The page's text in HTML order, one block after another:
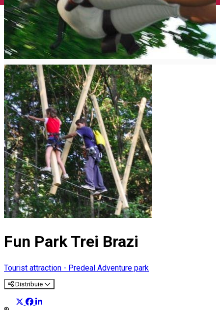
English
Fun Park Trei Brazi
Tourist attraction - Predeal Adventure park
Distribuie